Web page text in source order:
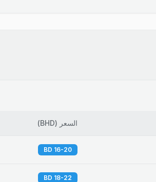
السعر (
BHD
)
16-20 BD
18-22 BD